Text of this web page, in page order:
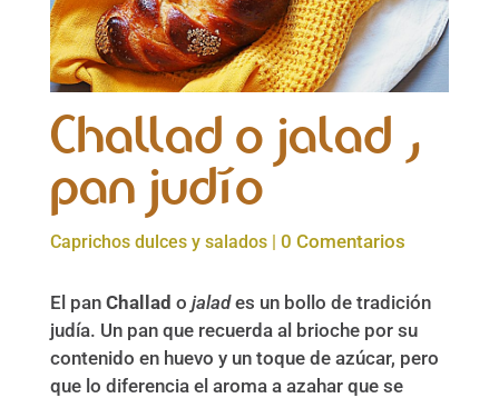
Challad o jalad ,
pan judío
Caprichos dulces y salados| 0 Comentarios
El pan Challad o jalades un bollo de tradición
judía. Un pan que recuerda al brioche por su
contenido en huevo y un toque de azúcar, pero
que lo diferencia el aroma a azahar que se